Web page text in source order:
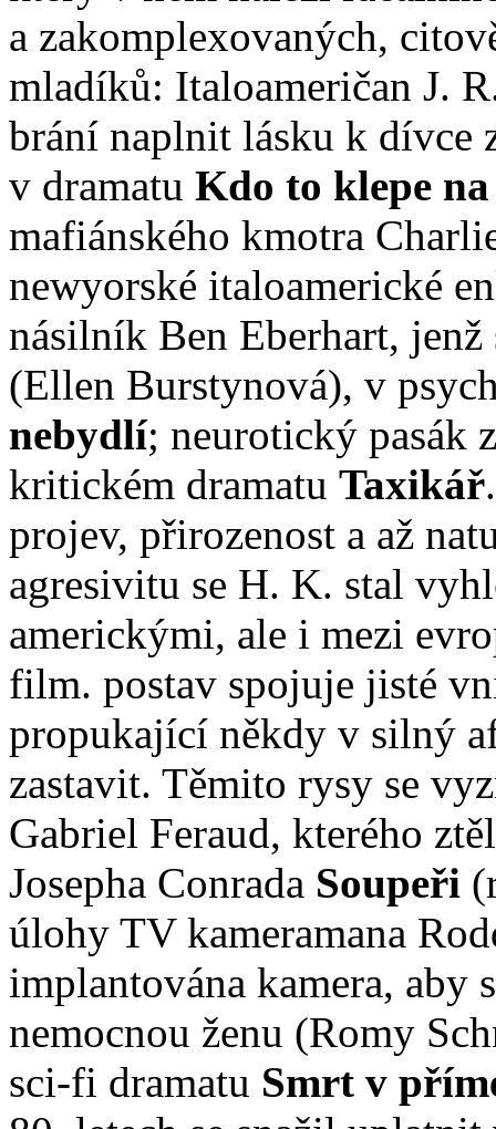
a zakomplexovaných,
mladíků: Italoameričan J.
brání naplnit lásku k dívce
v dramatu Kdo to klepe
mafiánského kmotra
newyorské italoamerické
násilník Ben Eberhart,
(Ellen Burstynová), v
nebydlí; neurotický pasák
kritickém dramatu Taxikář
projev, přirozenost a až
agresivitu se H. K. stal
americkými, ale i mezi
film. postav spojuje jisté
propukající někdy v silný
zastavit. Těmito rysy se
Gabriel Feraud, kterého
Josepha Conrada Soupeři
úlohy TV kameramana
implantována kamera, aby
nemocnou ženu (Romy
sci-fi dramatu Smrt v